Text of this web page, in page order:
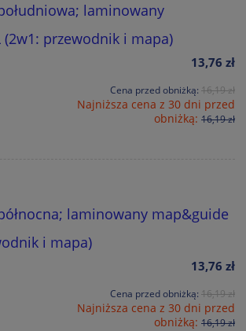
laminowany
(2w1: przewodnik i mapa)
13,76 zł
Cena przed obniżką: 16,19 zł
Najniższa cena z 30 dni przed
obniżką: 16,19 zł
laminowany map&guide
i mapa)
13,76 zł
Cena przed obniżką: 16,19 zł
Najniższa cena z 30 dni przed
obniżką: 16,19 zł